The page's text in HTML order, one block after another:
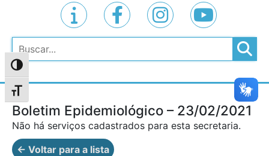
Alternar alto contraste
Alternar tamanho da fonte
Pesquisar
Boletim Epidemiológico – 23/02/2021
Não há serviços cadastrados para esta secretaria.
← Voltar para a lista